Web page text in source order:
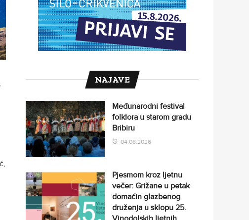
NAJAVE
Međunarodni festival
folklora u starom gradu
Bribiru
04.08.2026
Pjesmom kroz ljetnu
večer: Grižane u petak
domaćin glazbenog
druženja u sklopu 25.